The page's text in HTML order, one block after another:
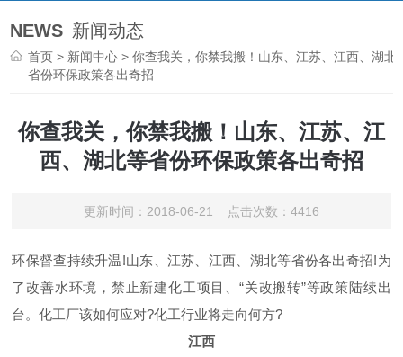
NEWS 新闻动态
首页 > 新闻中心 > 你查我关，你禁我搬！山东、江苏、江西、湖北
省份环保政策各出奇招
你查我关，你禁我搬！山东、江苏、江
西、湖北等省份环保政策各出奇招
更新时间：2018-06-21 点击次数：4416
环保督查持续升温!山东、江苏、江西、湖北等省份各出奇招!为
了改善水环境，禁止新建化工项目、“关改搬转”等政策陆续出
台。化工厂该如何应对?化工行业将走向何方?
江西